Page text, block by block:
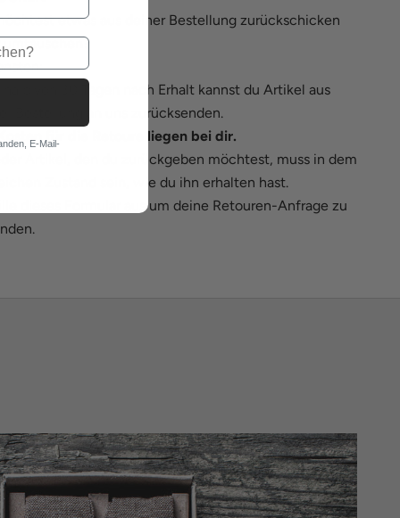
etwas aus deiner Bestellung zurückschicken
umtauschen?
von 30 Tagen nach Erhalt kannst du Artikel aus
Bestellung an uns zurücksenden.
Kosten für die Retoure liegen bei dir.
Artikel, den du zurückgeben möchtest, muss in dem
Zustand sein, wie du ihn erhalten hast.
aus um deine Retouren-Anfrage zu
E-Mail-